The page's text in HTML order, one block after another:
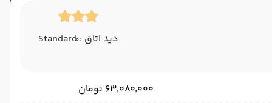
دید اتاق : ُStandard
۶۳٬۰۸۰٬۰۰۰ تومان